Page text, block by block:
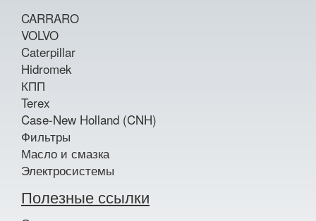
CARRARO
VOLVO
Caterpillar
Hidromek
КПП
Terex
Case-New Holland (CNH)
Фильтры
Масло и смазка
Электросистемы
Полезные ссылки